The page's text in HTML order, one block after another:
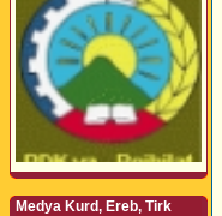
Medya Kurd, Ereb, Tirk